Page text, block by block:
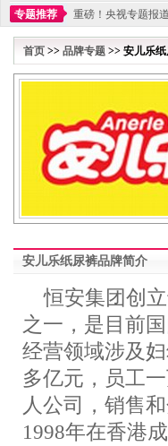
专题推荐
重磅！央视专题报
不能再单纯地销售产品,而要向
首页 >> 品牌专题 >> 安儿乐
安儿乐纸尿裤品牌简介
恒安集团创立
之一，是目前
经营领域涉及
多亿元，员工
人公司，销售
1998年在香港